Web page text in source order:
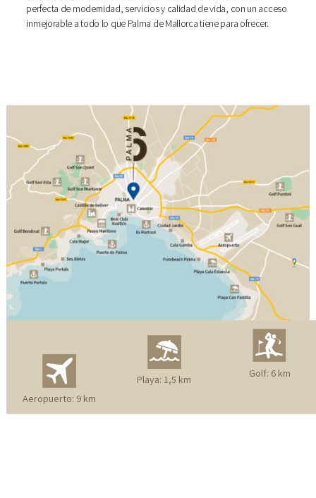
perfecta de modernidad, servicios y calidad de vida, con un acceso
inmejorable a todo lo que Palma de Mallorca tiene para ofrecer.
Aeropuerto: 9 km
Playa: 1,5 km Golf: 6 km